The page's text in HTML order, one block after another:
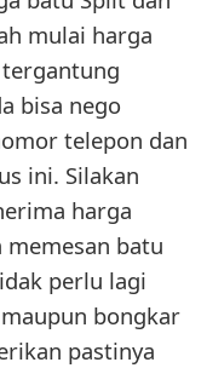
mulai harga
bisa nego
telepon dan
ini. Silakan
harga
batu
perlu lagi
bongkar
pastinya